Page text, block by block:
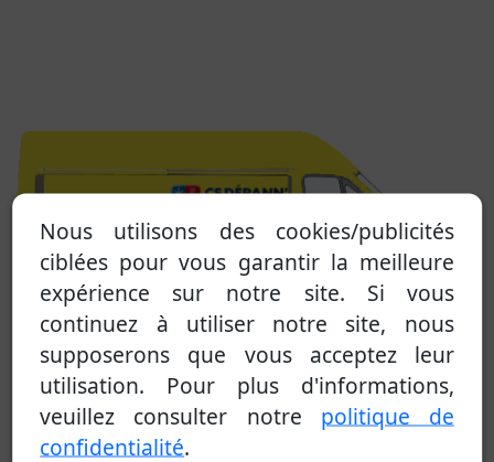
Nous utilisons des cookies/publicités
ciblées pour vous garantir la meilleure
expérience sur notre site. Si vous
continuez à utiliser notre site, nous
supposerons que vous acceptez leur
utilisation. Pour plus d'informations,
veuillez consulter notre politique de
confidentialité.